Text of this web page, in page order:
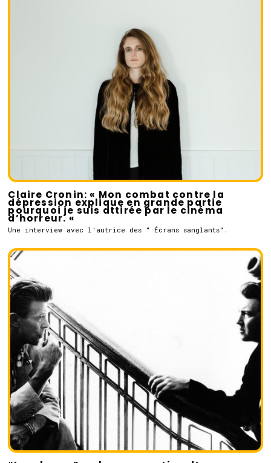
Claire Cronin: « Mon combat contre la
dépression explique en grande partie
pourquoi je suis attirée par le cinéma
d’horreur. «
Une interview avec l'autrice des " Écrans sanglants".